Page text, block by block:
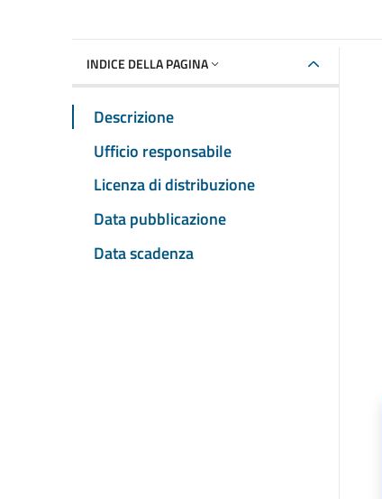
INDICE DELLA PAGINA
Descrizione
Ufficio responsabile
Licenza di distribuzione
Data pubblicazione
Data scadenza